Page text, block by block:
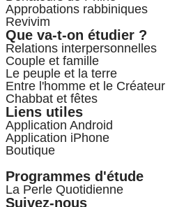
Approbations rabbiniques
Revivim
Que va-t-on étudier ?
Relations interpersonnelles
Couple et famille
Le peuple et la terre
Entre l'homme et le Créateur
Chabbat et fêtes
Liens utiles
Application Android
Application iPhone
Boutique
Programmes d'étude
La Perle Quotidienne
Suivez-nous